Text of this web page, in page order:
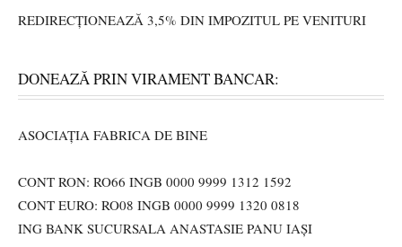
REDIRECȚIONEAZĂ 3,5% DIN IMPOZITUL PE VENITURI
DONEAZĂ PRIN VIRAMENT BANCAR:
ASOCIAȚIA FABRICA DE BINE
CONT RON: RO66 INGB 0000 9999 1312 1592
CONT EURO: RO08 INGB 0000 9999 1320 0818
ING BANK SUCURSALA ANASTASIE PANU IAȘI